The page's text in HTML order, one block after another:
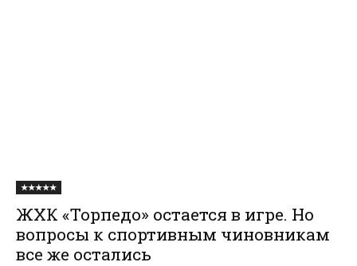
★★★★★
ЖХК «Торпедо» остается в игре. Но
вопросы к спортивным чиновникам
все же остались